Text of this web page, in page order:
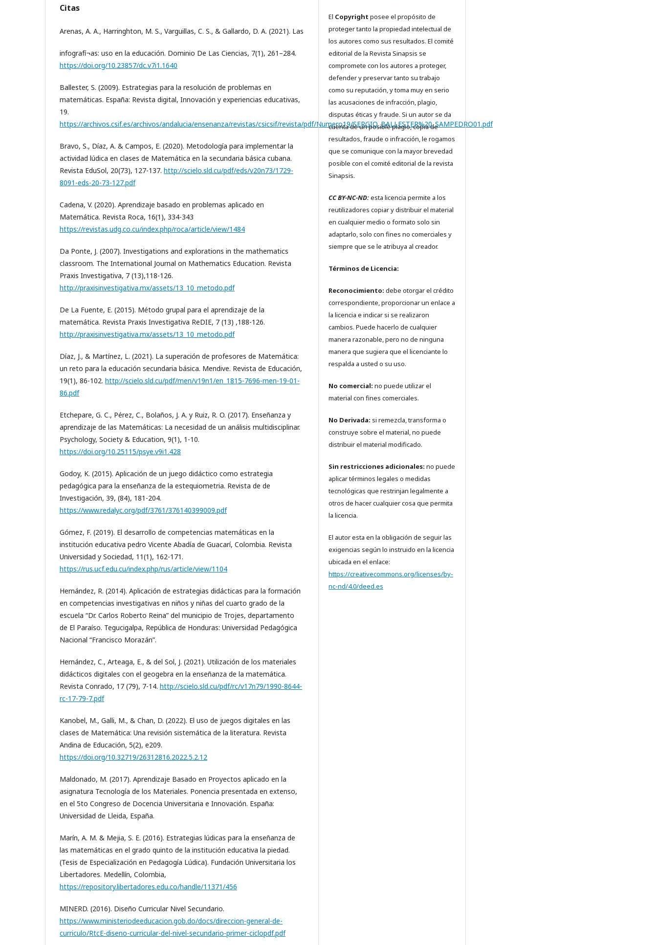
Citas
Arenas, A. A., Harringhton, M. S., Varguillas, C. S., & Gallardo, D. A. (2021). Las
infografí¬as: uso en la educación. Dominio De Las Ciencias, 7(1), 261–284.
https://doi.org/10.23857/dc.v7i1.1640
Ballester, S. (2009). Estrategias para la resolución de problemas en
matemáticas. España: Revista digital, Innovación y experiencias educativas,
19.
https://archivos.csif.es/archivos/andalucia/ensenanza/revistas/csicsif/revista/pdf/Numero19/SERGIO_BALLESTER%20_SAMPEDRO01.pdf
Bravo, S., Díaz, A. & Campos, E. (2020). Metodología para implementar la
actividad lúdica en clases de Matemática en la secundaria básica cubana.
Revista EduSol, 20(73), 127-137. http://scielo.sld.cu/pdf/eds/v20n73/1729-
8091-eds-20-73-127.pdf
Cadena, V. (2020). Aprendizaje basado en problemas aplicado en
Matemática. Revista Roca, 16(1), 334-343
https://revistas.udg.co.cu/index.php/roca/article/view/1484
Da Ponte, J. (2007). Investigations and explorations in the mathematics
classroom. The International Journal on Mathematics Education. Revista
Praxis Investigativa, 7 (13),118-126.
http://praxisinvestigativa.mx/assets/13_10_metodo.pdf
De La Fuente, E. (2015). Método grupal para el aprendizaje de la
matemática. Revista Praxis Investigativa ReDIE, 7 (13) ,188-126.
http://praxisinvestigativa.mx/assets/13_10_metodo.pdf
Díaz, J., & Martínez, L. (2021). La superación de profesores de Matemática:
un reto para la educación secundaria básica. Mendive. Revista de Educación,
19(1), 86-102. http://scielo.sld.cu/pdf/men/v19n1/en_1815-7696-men-19-01-
86.pdf
Etchepare, G. C., Pérez, C., Bolaños, J. A. y Ruiz, R. O. (2017). Enseñanza y
aprendizaje de las Matemáticas: La necesidad de un análisis multidisciplinar.
Psychology, Society & Education, 9(1), 1-10.
https://doi.org/10.25115/psye.v9i1.428
Godoy, K. (2015). Aplicación de un juego didáctico como estrategia
pedagógica para la enseñanza de la estequiometria. Revista de de
Investigación, 39, (84), 181-204.
https://www.redalyc.org/pdf/3761/376140399009.pdf
Gómez, F. (2019). El desarrollo de competencias matemáticas en la
institución educativa pedro Vicente Abadía de Guacarí, Colombia. Revista
Universidad y Sociedad, 11(1), 162-171.
https://rus.ucf.edu.cu/index.php/rus/article/view/1104
Hernández, R. (2014). Aplicación de estrategias didácticas para la formación
en competencias investigativas en niños y niñas del cuarto grado de la
escuela “Dr. Carlos Roberto Reina” del municipio de Trojes, departamento
de El Paraíso. Tegucigalpa, República de Honduras: Universidad Pedagógica
Nacional “Francisco Morazán”.
Hernández, C., Arteaga, E., & del Sol, J. (2021). Utilización de los materiales
didácticos digitales con el geogebra en la enseñanza de la matemática.
Revista Conrado, 17 (79), 7-14. http://scielo.sld.cu/pdf/rc/v17n79/1990-8644-
rc-17-79-7.pdf
Kanobel, M., Galli, M., & Chan, D. (2022). El uso de juegos digitales en las
clases de Matemática: Una revisión sistemática de la literatura. Revista
Andina de Educación, 5(2), e209.
https://doi.org/10.32719/26312816.2022.5.2.12
Maldonado, M. (2017). Aprendizaje Basado en Proyectos aplicado en la
asignatura Tecnología de los Materiales. Ponencia presentada en extenso,
en el 5to Congreso de Docencia Universitaria e Innovación. España:
Universidad de Lleida, España.
Marín, A. M. & Mejia, S. E. (2016). Estrategias lúdicas para la enseñanza de
las matemáticas en el grado quinto de la institución educativa la piedad.
(Tesis de Especialización en Pedagogía Lúdica). Fundación Universitaria los
Libertadores. Medellín, Colombia,
https://repository.libertadores.edu.co/handle/11371/456
MINERD. (2016). Diseño Curricular Nivel Secundario.
https://www.ministeriodeeducacion.gob.do/docs/direccion-general-de-
curriculo/RtcE-diseno-curricular-del-nivel-secundario-primer-ciclopdf.pdf
El Copyright posee el propósito de
proteger tanto la propiedad intelectual de
los autores como sus resultados. El comité
editorial de la Revista Sinapsis se
compromete con los autores a proteger,
defender y preservar tanto su trabajo
como su reputación, y toma muy en serio
las acusaciones de infracción, plagio,
disputas éticas y fraude. Si un autor se da
cuenta de un posible plagio, copia de
resultados, fraude o infracción, le rogamos
que se comunique con la mayor brevedad
posible con el comité editorial de la revista
Sinapsis.
CC BY-NC-ND:esta licencia permite a los
reutilizadores copiar y distribuir el material
en cualquier medio o formato solo sin
adaptarlo, solo con fines no comerciales y
siempre que se le atribuya al creador.
Términos de Licencia:
Reconocimiento: debe otorgar el crédito
correspondiente, proporcionar un enlace a
la licencia e indicar si se realizaron
cambios. Puede hacerlo de cualquier
manera razonable, pero no de ninguna
manera que sugiera que el licenciante lo
respalda a usted o su uso.
No comercial: no puede utilizar el
material con fines comerciales.
No Derivada: si remezcla, transforma o
construye sobre el material, no puede
distribuir el material modificado.
Sin restricciones adicionales: no puede
aplicar términos legales o medidas
tecnológicas que restrinjan legalmente a
otros de hacer cualquier cosa que permita
la licencia.
El autor esta en la obligación de seguir las
exigencias según lo instruido en la licencia
ubicada en el enlace:
https://creativecommons.org/licenses/by-
nc-nd/4.0/deed.es